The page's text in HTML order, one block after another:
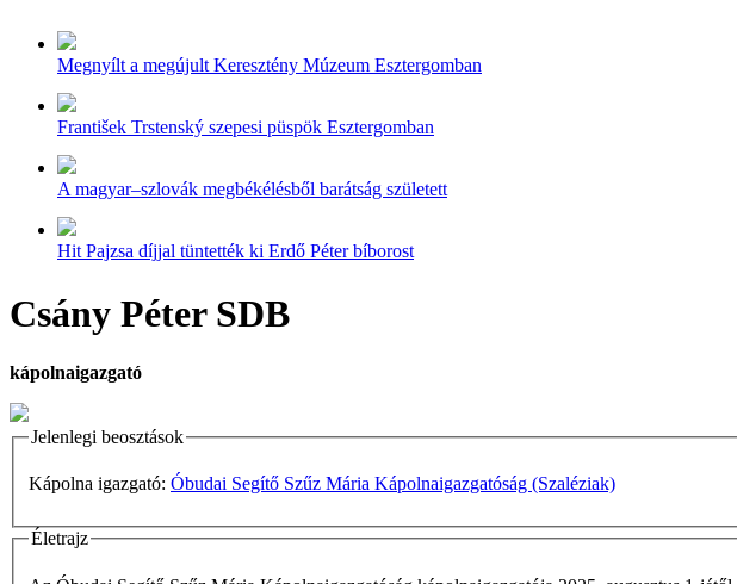
Megnyílt a megújult Keresztény Múzeum Esztergomban
František Trstenský szepesi püspök Esztergomban
A magyar–szlovák megbékélésből barátság született
Hit Pajzsa díjjal tüntették ki Erdő Péter bíborost
Csány Péter SDB
kápolnaigazgató
Jelenlegi beosztások
Kápolna igazgató: Óbudai Segítő Szűz Mária Kápolnaigazgatóság (Szaléziak)
Életrajz